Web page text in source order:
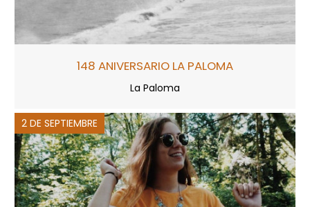
148 ANIVERSARIO LA PALOMA
La Paloma
2 DE SEPTIEMBRE